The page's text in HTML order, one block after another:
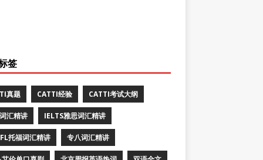
签
真题 CATTI经验 CATTI考试大纲
汇精讲 IELTS雅思词汇精讲
托福词汇精讲 专八词汇精讲